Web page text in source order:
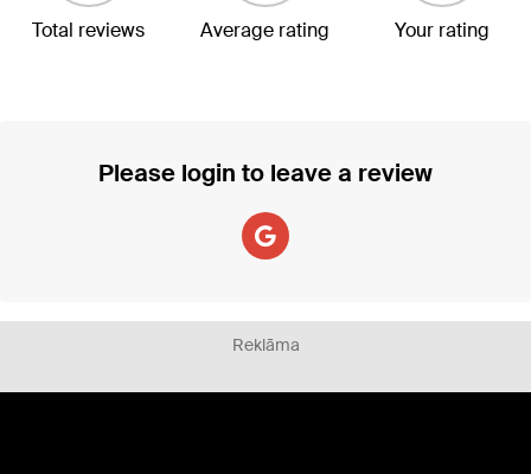
Total reviews Average rating Your rating
Please login to leave a review
Reklāma